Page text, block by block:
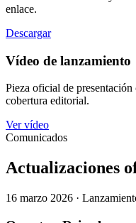
enlace.
Descargar
Vídeo de lanzamiento
Pieza oficial de
cobertura editorial.
Ver vídeo
Comunicados
Actualizaciones
16 marzo 2026 ·